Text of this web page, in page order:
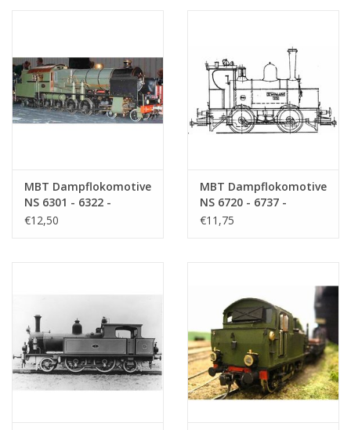
MBT Dampflokomotive
NS 6301 - 6322 -
Bauzeichnung
€12,50
MBT Dampflokomotive
NS 6720 - 6737 -
Bauzeichnung
€11,75